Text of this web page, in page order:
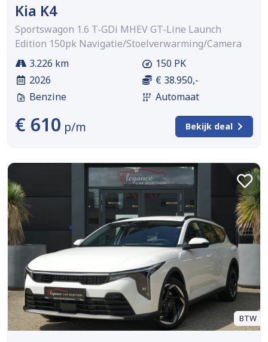
Kia K4
Sportswagon 1.6 T-GDi MHEV GT-Line Launch
Edition 150pk Navigatie/Stoelverwarming/Camera
3.226 km
2026
Benzine
150 PK
€ 38.950,-
Automaat
€ 610 p/m Bekijk deal
BTW